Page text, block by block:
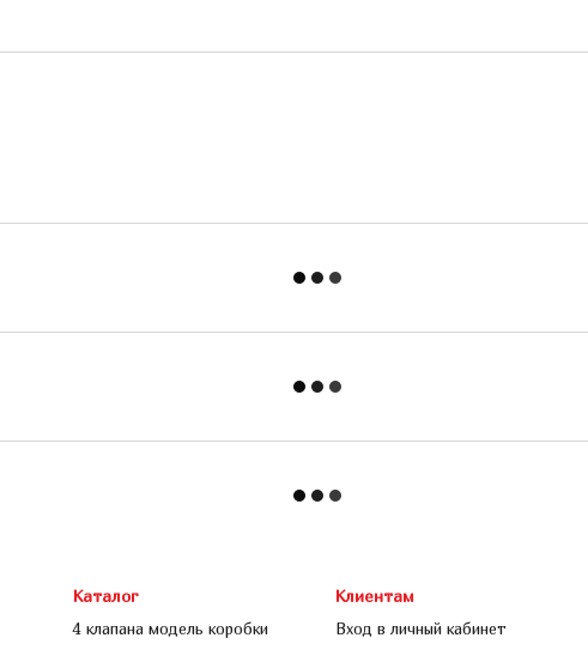
Каталог
4 клапана модель коробки
Клиентам
Вход в личный кабинет